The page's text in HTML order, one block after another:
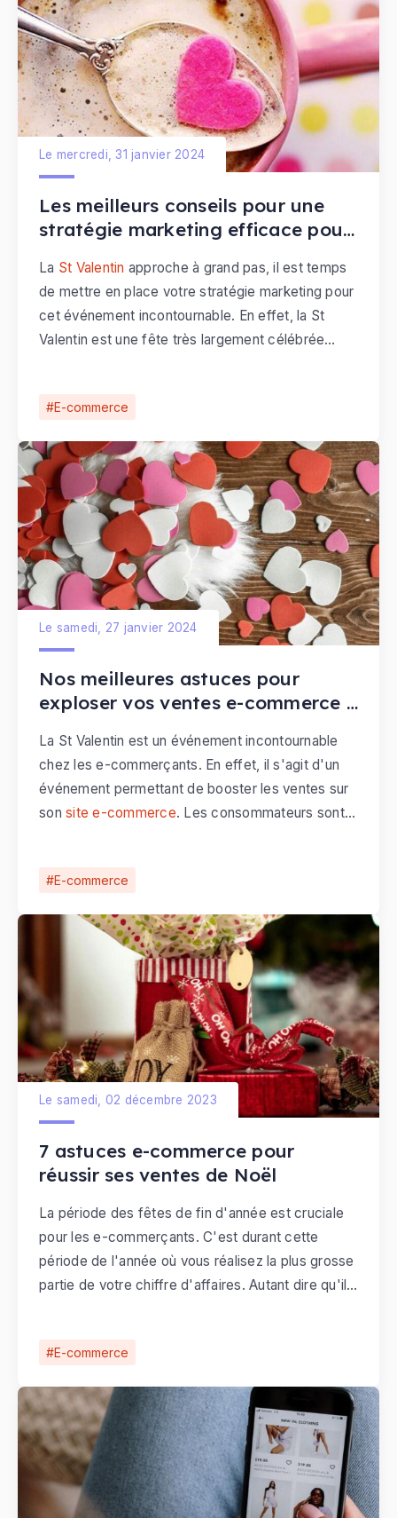
E-commerce
Les meilleurs conseils pour une
stratégie marketing efficace pour
Le mercredi, 31 janvier 2024
La St Valentin approche à grand pas, il est temps
de mettre en place votre stratégie marketing pour
cet événement incontournable. En effet, la St
Valentin est une fête très largement célébrée
fêtes de fin d'année, ce temps fort pour les e-
ventes et son chiffre d'affaires. Profitez de la fête
des amoureux pour dynamiser votre activité.
E-commerce
Nos meilleures astuces pour
exploser vos ventes e-commerce à
Le samedi, 27 janvier 2024
La St Valentin est un événement incontournable
chez les e-commerçants. En effet, il s'agit d'un
événement permettant de booster les ventes sur
son site e-commerce. Les consommateurs sont
primordial de tirer profit de cet événement phare,
et son chiffre d'affaires.
E-commerce
7 astuces e-commerce pour
réussir ses ventes de Noël
Le samedi, 02 décembre 2023
La période des fêtes de fin d'année est cruciale
pour les e-commerçants. C'est durant cette
période de l'année où vous réalisez la plus grosse
partie de votre chiffre d'affaires. Autant dire qu'il